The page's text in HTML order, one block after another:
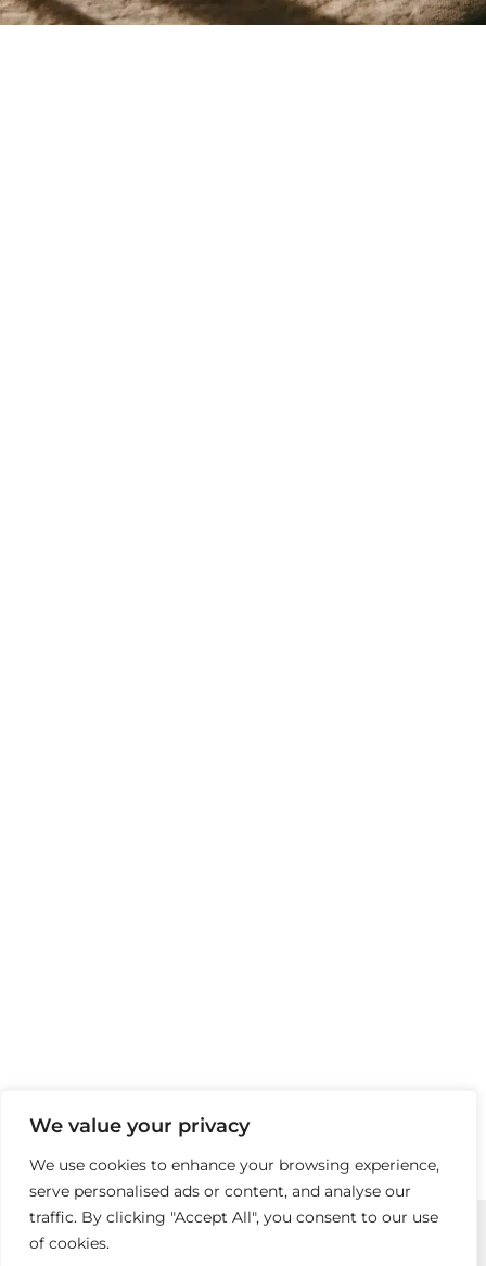
We value your privacy
We use cookies to enhance your browsing experience,
serve personalised ads or content, and analyse our
traffic. By clicking "Accept All", you consent to our use
of cookies.